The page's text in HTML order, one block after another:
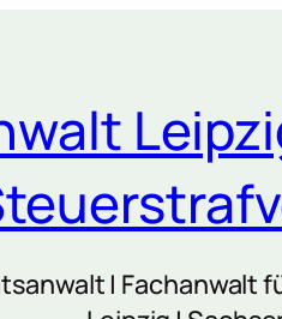
| Fachanwalt